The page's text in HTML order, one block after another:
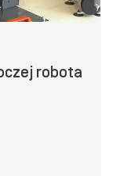
robota